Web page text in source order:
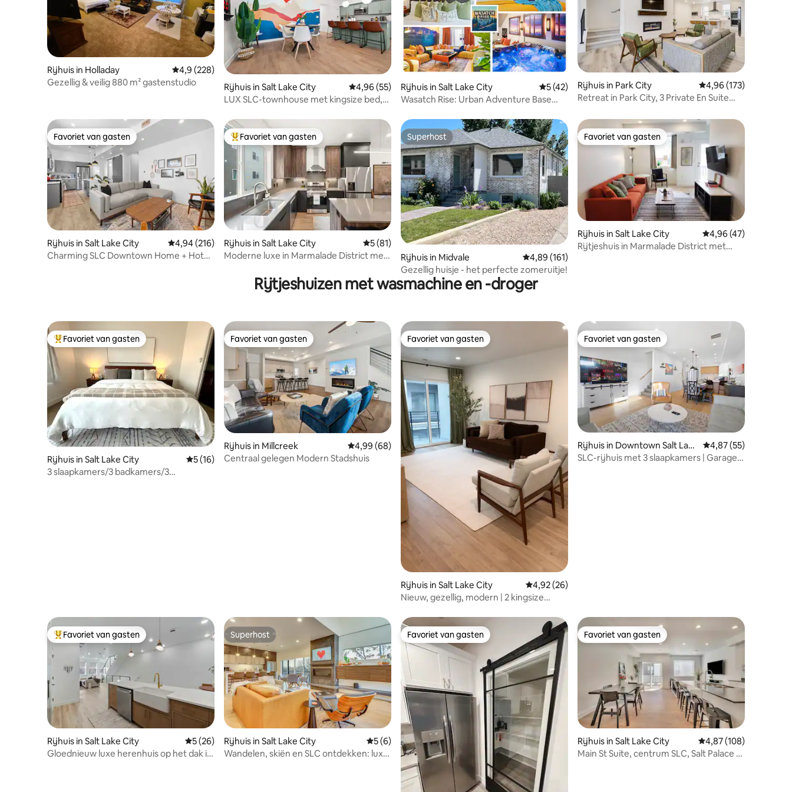
Rijhuis in Holladay Gemiddelde beoordeling van 4,9 op 5, 228 recensies
4,9 (228)
Gezellig & veilig 880 m² gastenstudio
Rijhuis in Salt Lake City Gemiddelde beoordeling van 4,96 op 5, 55 recensies
4,96 (55)
LUX SLC-townhouse met kingsize bed,
Rijhuis in Salt Lake City Gemiddelde beoordeling van 5 op 5, 42 recensies
5 (42)
Wasatch Rise: Urban Adventure Base
Rijhuis in Park City Gemiddelde
4,96 (173)
Retreat in Park City, 3 Private En Suite
Favoriet van gasten
Favoriet van gasten
Rijhuis in Salt Lake City Gemiddelde beoordeling van 4,94 op 5, 216 recensies
4,94 (216)
Charming SLC Downtown Home + Hot
Topfavoriet van gasten
Favoriet van gasten
Rijhuis in Salt Lake City Gemiddelde beoordeling van 5 op 5, 81 recensies
5 (81)
Moderne luxe in Marmalade District met
Superhost
Superhost
Rijhuis in Midvale Gemiddelde beoordeling van 4,89 op 5, 161 recensies
4,89 (161)
Gezellig huisje - het perfecte zomeruitje!
Favoriet van gasten
Favoriet van gasten
Rijhuis in Salt Lake City Gemiddelde
4,96 (47)
Rijtjeshuis in Marmalade District met
Rijtjeshuizen met wasmachine en -droger
Topfavoriet van gasten
Favoriet van gasten
Rijhuis in Salt Lake City Gemiddelde beoordeling van 5 op 5, 16 recensies
5 (16)
3 slaapkamers/3 badkamers/3
Favoriet van gasten
Favoriet van gasten
Rijhuis in Millcreek Gemiddelde beoordeling van 4,99 op 5, 68 recensies
4,99 (68)
Centraal gelegen Modern Stadshuis
Favoriet van gasten
Favoriet van gasten
Rijhuis in Salt Lake City Gemiddelde beoordeling van 4,92 op 5, 26 recensies
4,92 (26)
Nieuw, gezellig, modern | 2 kingsize
Favoriet van gasten
Favoriet van gasten
Rijhuis in Downtown Salt Lake
City
Gemiddelde
4,87 (55)
SLC-rijhuis met 3 slaapkamers | Garage +
Topfavoriet van gasten
Favoriet van gasten
Rijhuis in Salt Lake City Gemiddelde beoordeling van 5 op 5, 26 recensies
5 (26)
Gloednieuw luxe herenhuis op het dak in
Superhost
Superhost
Rijhuis in Salt Lake City Gemiddelde beoordeling van 5 op 5, 6 recensies
5 (6)
Wandelen, skiën en SLC ontdekken: luxe
Favoriet van gasten
Favoriet van gasten Favoriet van gasten
Favoriet van gasten
Rijhuis in Salt Lake City Gemiddelde
4,87 (108)
Main St Suite, centrum SLC, Salt Palace &